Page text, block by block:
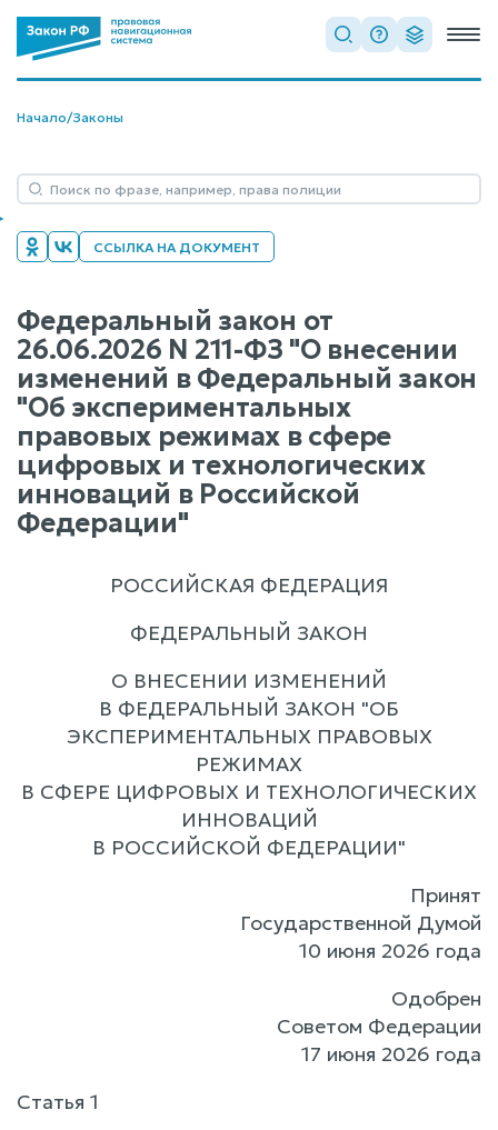
Начало/Законы
ССЫЛКА НА ДОКУМЕНТ
Федеральный закон от
26.06.2026 N 211-ФЗ "О внесении
изменений в Федеральный закон
"Об экспериментальных
правовых режимах в сфере
цифровых и технологических
инноваций в Российской
Федерации"
РОССИЙСКАЯ ФЕДЕРАЦИЯ
ФЕДЕРАЛЬНЫЙ ЗАКОН
О ВНЕСЕНИИ ИЗМЕНЕНИЙ
В ФЕДЕРАЛЬНЫЙ ЗАКОН "ОБ
ЭКСПЕРИМЕНТАЛЬНЫХ ПРАВОВЫХ
РЕЖИМАХ
В СФЕРЕ ЦИФРОВЫХ И ТЕХНОЛОГИЧЕСКИХ
ИННОВАЦИЙ
В РОССИЙСКОЙ ФЕДЕРАЦИИ"
Принят
Государственной Думой
10 июня 2026 года
Одобрен
Советом Федерации
17 июня 2026 года
Статья 1